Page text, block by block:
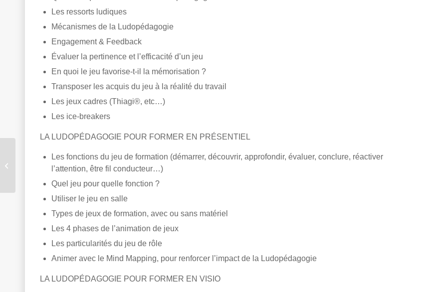
Les ressorts ludiques
Mécanismes de la Ludopédagogie
Engagement & Feedback
Évaluer la pertinence et l’efficacité d’un jeu
En quoi le jeu favorise-t-il la mémorisation ?
Transposer les acquis du jeu à la réalité du travail
Les jeux cadres (Thiagi®, etc…)
Les ice-breakers
LA LUDOPÉDAGOGIE POUR FORMER EN PRÉSENTIEL
Les fonctions du jeu de formation (démarrer, découvrir, approfondir, évaluer, conclure, réactiver
l’attention, être fil conducteur…)
Quel jeu pour quelle fonction ?
Utiliser le jeu en salle
Types de jeux de formation, avec ou sans matériel
Les 4 phases de l’animation de jeux
Les particularités du jeu de rôle
Animer avec le Mind Mapping, pour renforcer l’impact de la Ludopédagogie
LA LUDOPÉDAGOGIE POUR FORMER EN VISIO
La Ludopédagogie pour